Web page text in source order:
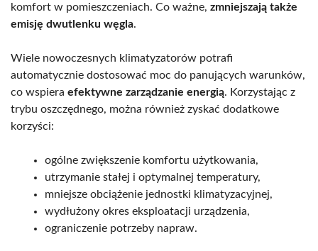
komfort w pomieszczeniach. Co ważne, zmniejszają także
emisję dwutlenku węgla.
Wiele nowoczesnych klimatyzatorów potrafi
automatycznie dostosować moc do panujących warunków,
co wspiera efektywne zarządzanie energią. Korzystając z
trybu oszczędnego, można również zyskać dodatkowe
korzyści:
ogólne zwiększenie komfortu użytkowania,
utrzymanie stałej i optymalnej temperatury,
mniejsze obciążenie jednostki klimatyzacyjnej,
wydłużony okres eksploatacji urządzenia,
ograniczenie potrzeby napraw.